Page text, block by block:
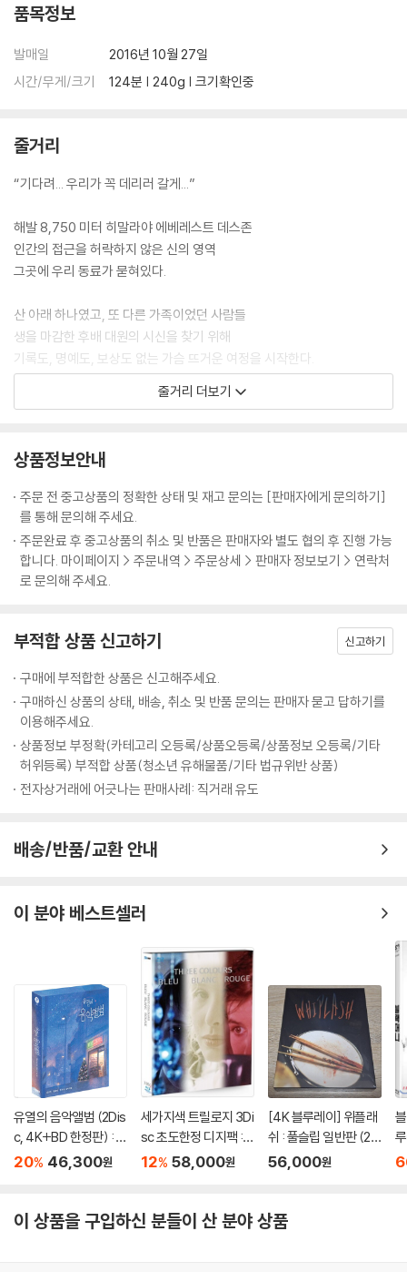
품목정보
발매일
2016년 10월 27일
시간/무게/크기
124분 | 240g | 크기확인중
줄거리
“기다려... 우리가 꼭 데리러 갈게...”
해발 8,750 미터 히말라야 에베레스트 데스존
인간의 접근을 허락하지 않은 신의 영역
그곳에 우리 동료가 묻혀있다.
산 아래 하나였고, 또 다른 가족이었던 사람들
생을 마감한 후배 대원의 시신을 찾기 위해
기록도, 명예도, 보상도 없는 가슴 뜨거운 여정을 시작한다.
그 누구도 시도하지 않았던 위대한 도전
줄거리 더보기
상품정보안내
주문 전 중고상품의 정확한 상태 및 재고 문의는 [판매자에게 문의하기]
를 통해 문의해 주세요.
주문완료 후 중고상품의 취소 및 반품은 판매자와 별도 협의 후 진행 가능
합니다. 마이페이지 > 주문내역 > 주문상세 > 판매자 정보보기 > 연락처
로 문의해 주세요.
부적합 상품 신고하기 신고하기
구매에 부적합한 상품은 신고해주세요.
구매하신 상품의 상태, 배송, 취소 및 반품 문의는 판매자 묻고 답하기를
이용해주세요.
상품정보 부정확(카테고리 오등록/상품오등록/상품정보 오등록/기타
허위등록) 부적합 상품(청소년 유해물품/기타 법규위반 상품)
전자상거래에 어긋나는 판매사례: 직거래 유도
배송/반품/교환 안내
이 분야 베스트셀러
유열의 음악앨범 (2Dis
c, 4K+BD 한정판) : 블
루레이
20% 46,300원
세가지색 트릴로지 3Di
sc 초도한정 디지팩 :
블루레이
12% 58,000원
[4K 블루레이] 위플래
쉬 : 풀슬립 일반판 (2di
sc: 4K UHD + 2D)
56,000원
이 상품을 구입하신 분들이 산 분야 상품